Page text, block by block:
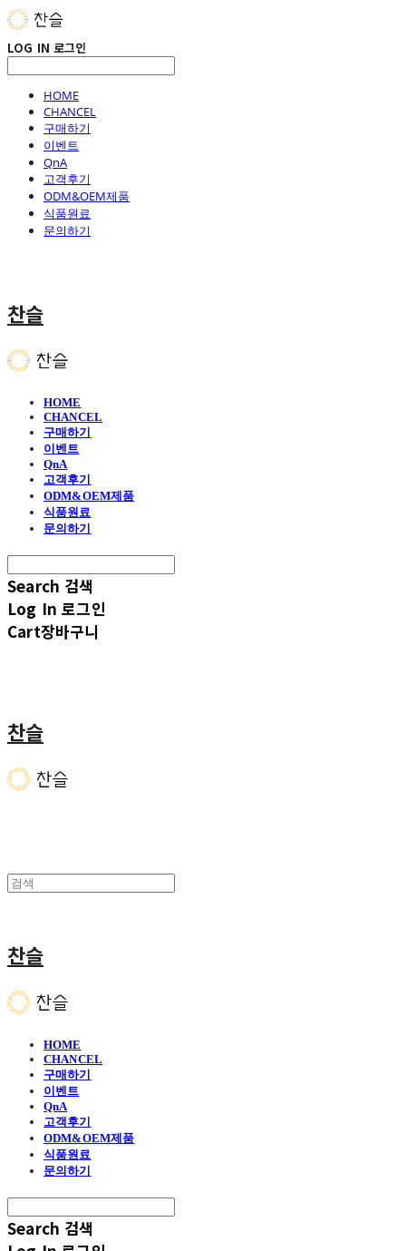
LOG IN 로그인
HOME
CHANCEL
구매하기
이벤트
QnA
고객후기
ODM&OEM제품
식품원료
문의하기
찬슬
HOME
CHANCEL
구매하기
이벤트
QnA
고객후기
ODM&OEM제품
식품원료
문의하기
Search 검색
Log In 로그인
Cart장바구니
찬슬
찬슬
HOME
CHANCEL
구매하기
이벤트
QnA
고객후기
ODM&OEM제품
식품원료
문의하기
Search 검색